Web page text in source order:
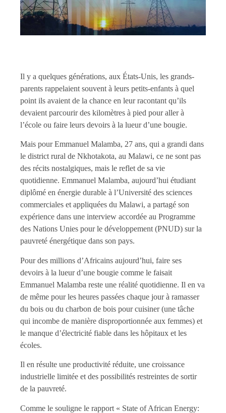
Il y a quelques générations, aux États-Unis, les grands-
parents rappelaient souvent à leurs petits-enfants à quel
point ils avaient de la chance en leur racontant qu’ils
devaient parcourir des kilomètres à pied pour aller à
l’école ou faire leurs devoirs à la lueur d’une bougie.
Mais pour Emmanuel Malamba, 27 ans, qui a grandi dans
le district rural de Nkhotakota, au Malawi, ce ne sont pas
des récits nostalgiques, mais le reflet de sa vie
quotidienne. Emmanuel Malamba, aujourd’hui étudiant
diplômé en énergie durable à l’Université des sciences
commerciales et appliquées du Malawi, a partagé son
expérience dans une interview accordée au Programme
des Nations Unies pour le développement (PNUD) sur la
pauvreté énergétique dans son pays.
Pour des millions d’Africains aujourd’hui, faire ses
devoirs à la lueur d’une bougie comme le faisait
Emmanuel Malamba reste une réalité quotidienne. Il en va
de même pour les heures passées chaque jour à ramasser
du bois ou du charbon de bois pour cuisiner (une tâche
qui incombe de manière disproportionnée aux femmes) et
le manque d’électricité fiable dans les hôpitaux et les
écoles.
Il en résulte une productivité réduite, une croissance
industrielle limitée et des possibilités restreintes de sortir
de la pauvreté.
Comme le souligne le rapport « State of African Energy: